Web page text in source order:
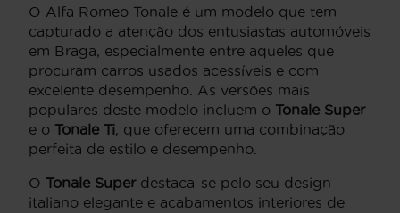
O Alfa Romeo Tonale é um modelo que tem
capturado a atenção dos entusiastas automóveis
em Braga, especialmente entre aqueles que
procuram carros usados acessíveis e com
excelente desempenho. As versões mais
populares deste modelo incluem o Tonale Super
e o Tonale Ti, que oferecem uma combinação
perfeita de estilo e desempenho.
O Tonale Superdestaca-se pelo seu design
italiano elegante e acabamentos interiores de